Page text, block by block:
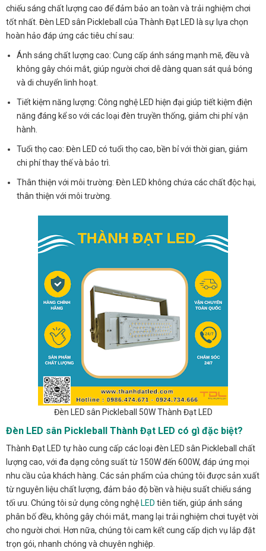
chiếu sáng chất lượng cao để đảm bảo an toàn và trải nghiệm chơi
tốt nhất. Đèn LED sân Pickleball của Thành Đạt LED là sự lựa chọn
hoàn hảo đáp ứng các tiêu chí sau:
Ánh sáng chất lượng cao: Cung cấp ánh sáng mạnh mẽ, đều và
không gây chói mắt, giúp người chơi dễ dàng quan sát quả bóng
và di chuyển linh hoạt.
Tiết kiệm năng lượng: Công nghệ LED hiện đại giúp tiết kiệm điện
năng đáng kể so với các loại đèn truyền thống, giảm chi phí vận
hành.
Tuổi thọ cao: Đèn LED có tuổi thọ cao, bền bỉ với thời gian, giảm
chi phí thay thế và bảo trì.
Thân thiện với môi trường: Đèn LED không chứa các chất độc hại,
thân thiện với môi trường.
Đèn LED sân Pickleball 50W Thành Đạt LED
Đèn LED sân Pickleball Thành Đạt LED có gì đặc biệt?
Thành Đạt LED tự hào cung cấp các loại đèn LED sân Pickleball chất
lượng cao, với đa dạng công suất từ 150W đến 600W, đáp ứng mọi
nhu cầu của khách hàng. Các sản phẩm của chúng tôi được sản xuất
từ nguyên liệu chất lượng, đảm bảo độ bền và hiệu suất chiếu sáng
tối ưu. Chúng tôi sử dụng công nghệ LED tiên tiến, giúp ánh sáng
phân bố đều, không gây chói mắt, mang lại trải nghiệm chơi tuyệt vời
cho người chơi. Hơn nữa, chúng tôi cam kết cung cấp dịch vụ lắp đặt
trọn gói, nhanh chóng và chuyên nghiệp.